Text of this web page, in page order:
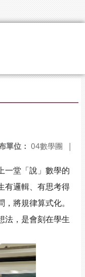
單位： 04數學團 |
一堂「說」數學的
有邏輯、有思考得
將規律算式化。
法，是會刻在學生